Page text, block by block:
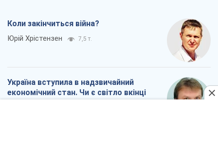
Коли закінчиться війна?
Юрій Хрістензен 7,5 т.
Україна вступила в надзвичайний
економічний стан. Чи є світло вкінці
тунелю?